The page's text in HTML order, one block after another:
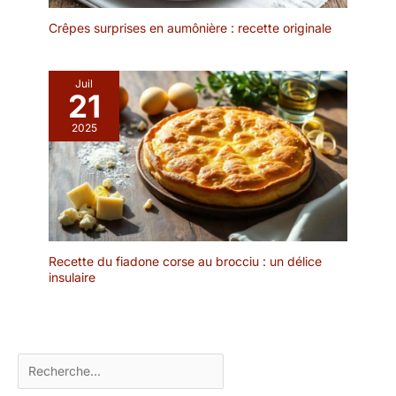
saupoudrage fin sur les
ou les pâtisseries – pour
des résultats dignes d’un
pâtissier professionnel.
🔹 UN AIDE DE CUISINE
POLYVALENT : Bien plus
qu'un simple
saupoudreuse sucre
glace! Cet outil est idéal
comme saupoudreuse
pour la cannelle, le sel ou
le poivre, ainsi que
cuisine, boulangerie ou
COMPACT ET FACILE À
Crêpes surprises en aumônière : recette originale
Juil
21
2025
Recette du fiadone corse au brocciu : un délice
insulaire
Rechercher